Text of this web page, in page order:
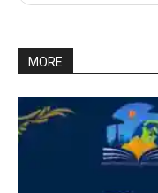
MORE